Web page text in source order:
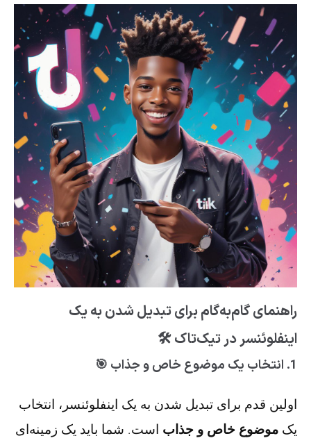
راهنمای گام‌به‌گام برای تبدیل شدن به یک
اینفلوئنسر در تیک‌تاک 🛠️
1. انتخاب یک موضوع خاص و جذاب 🎯
اولین قدم برای تبدیل شدن به یک اینفلوئنسر، انتخاب
یک موضوع خاص و جذاب است. شما باید یک زمینه‌ای